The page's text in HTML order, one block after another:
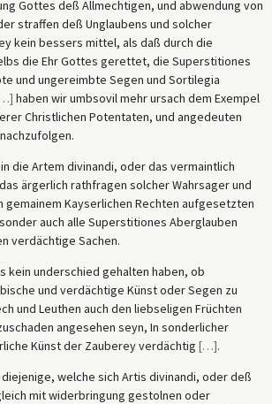
Gottes deß Allmechtigen, und abwendung von
straffen deß Unglaubens und solcher
kein bessers mittel, als daß durch die
die Ehr Gottes gerettet, die Superstitiones
und ungereimbte Segen und Sortilegia
] haben wir umbsovil mehr ursach dem Exempel
Christlichen Potentaten, und angedeuten
die Artem divinandi, oder das vermaintlich
ärgerlich rathfragen solcher Wahrsager und
gemainem Kayserlichen Rechten aufgesetzten
auch alle Superstitiones Aberglauben
verdächtige Sachen.
kein underschied gehalten haben, ob
und verdächtige Künst oder Segen zu
und Leuthen auch den liebseligen Früchten
angesehen seyn, In sonderlicher
Künst der Zauberey verdächtig […].
welche sich Artis divinandi, oder deß
mit widerbringung gestolnen oder